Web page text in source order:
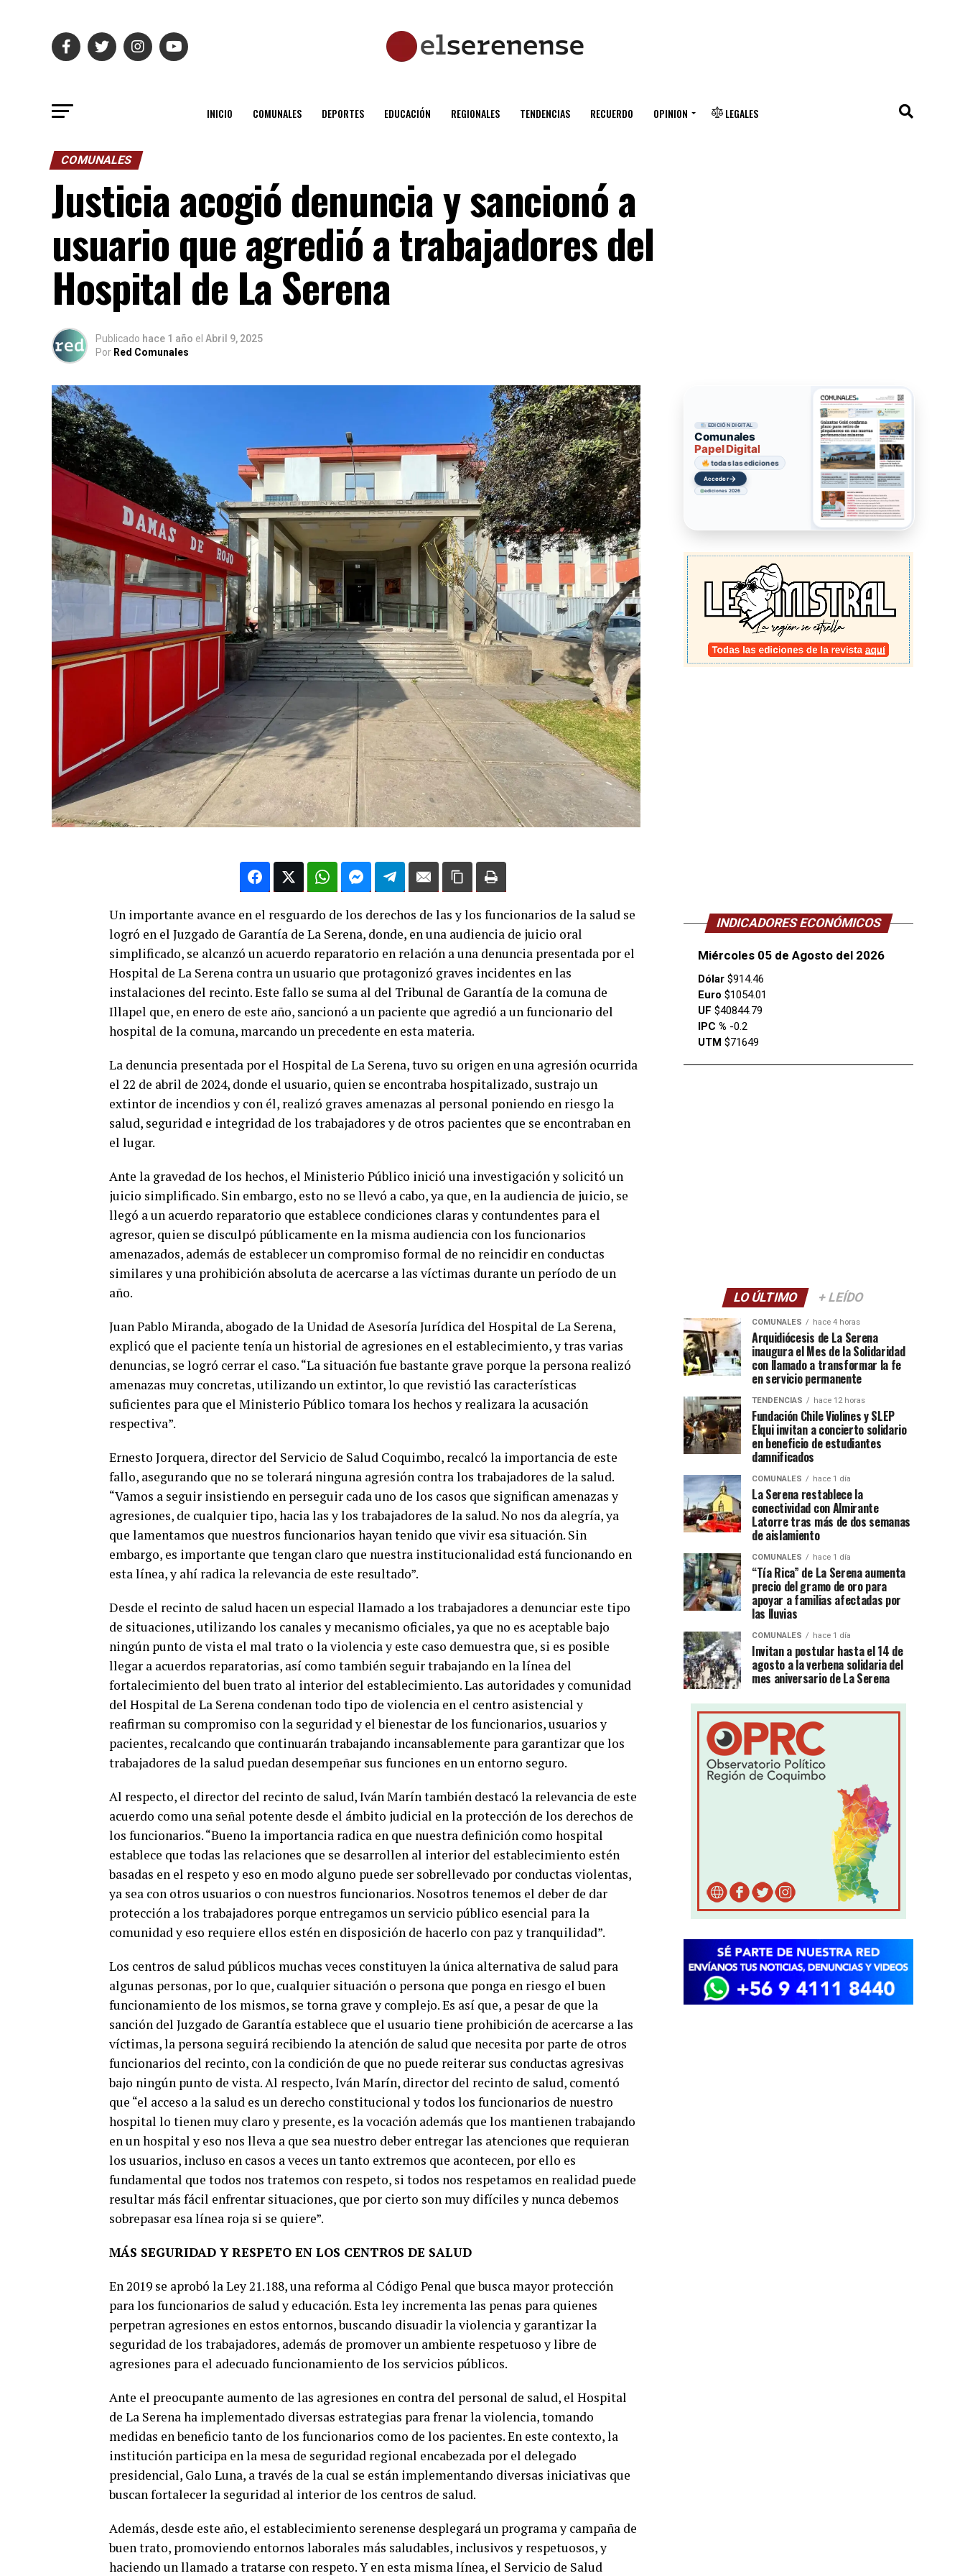
INICIO COMUNALES DEPORTES EDUCACIÓN REGIONALES TENDENCIAS RECUERDO OPINION LEGALES
COMUNALES
Justicia acogió denuncia y sancionó a
usuario que agredió a trabajadores del
Hospital de La Serena
Publicado hace 1 año el Abril 9, 2025
Por Red Comunales
Un importante avance en el resguardo de los derechos de las y los funcionarios de la salud se
logró en el Juzgado de Garantía de La Serena, donde, en una audiencia de juicio oral
simplificado, se alcanzó un acuerdo reparatorio en relación a una denuncia presentada por el
Hospital de La Serena contra un usuario que protagonizó graves incidentes en las
instalaciones del recinto. Este fallo se suma al del Tribunal de Garantía de la comuna de
Illapel que, en enero de este año, sancionó a un paciente que agredió a un funcionario del
hospital de la comuna, marcando un precedente en esta materia.
La denuncia presentada por el Hospital de La Serena, tuvo su origen en una agresión ocurrida
el 22 de abril de 2024, donde el usuario, quien se encontraba hospitalizado, sustrajo un
extintor de incendios y con él, realizó graves amenazas al personal poniendo en riesgo la
salud, seguridad e integridad de los trabajadores y de otros pacientes que se encontraban en
el lugar.
Ante la gravedad de los hechos, el Ministerio Público inició una investigación y solicitó un
juicio simplificado. Sin embargo, esto no se llevó a cabo, ya que, en la audiencia de juicio, se
llegó a un acuerdo reparatorio que establece condiciones claras y contundentes para el
agresor, quien se disculpó públicamente en la misma audiencia con los funcionarios
amenazados, además de establecer un compromiso formal de no reincidir en conductas
similares y una prohibición absoluta de acercarse a las víctimas durante un período de un
año.
Juan Pablo Miranda, abogado de la Unidad de Asesoría Jurídica del Hospital de La Serena,
explicó que el paciente tenía un historial de agresiones en el establecimiento, y tras varias
denuncias, se logró cerrar el caso. “La situación fue bastante grave porque la persona realizó
amenazas muy concretas, utilizando un extintor, lo que revistió las características
suficientes para que el Ministerio Público tomara los hechos y realizara la acusación
respectiva”.
Ernesto Jorquera, director del Servicio de Salud Coquimbo, recalcó la importancia de este
fallo, asegurando que no se tolerará ninguna agresión contra los trabajadores de la salud.
“Vamos a seguir insistiendo en perseguir cada uno de los casos que significan amenazas y
agresiones, de cualquier tipo, hacia las y los trabajadores de la salud. No nos da alegría, ya
que lamentamos que nuestros funcionarios hayan tenido que vivir esa situación. Sin
embargo, es importante que tengan claro que nuestra institucionalidad está funcionando en
esta línea, y ahí radica la relevancia de este resultado”.
Desde el recinto de salud hacen un especial llamado a los trabajadores a denunciar este tipo
de situaciones, utilizando los canales y mecanismo oficiales, ya que no es aceptable bajo
ningún punto de vista el mal trato o la violencia y este caso demuestra que, si es posible
llegar a acuerdos reparatorias, así como también seguir trabajando en la línea del
fortalecimiento del buen trato al interior del establecimiento. Las autoridades y comunidad
del Hospital de La Serena condenan todo tipo de violencia en el centro asistencial y
reafirman su compromiso con la seguridad y el bienestar de los funcionarios, usuarios y
pacientes, recalcando que continuarán trabajando incansablemente para garantizar que los
trabajadores de la salud puedan desempeñar sus funciones en un entorno seguro.
Al respecto, el director del recinto de salud, Iván Marín también destacó la relevancia de este
acuerdo como una señal potente desde el ámbito judicial en la protección de los derechos de
los funcionarios. “Bueno la importancia radica en que nuestra definición como hospital
establece que todas las relaciones que se desarrollen al interior del establecimiento estén
basadas en el respeto y eso en modo alguno puede ser sobrellevado por conductas violentas,
ya sea con otros usuarios o con nuestros funcionarios. Nosotros tenemos el deber de dar
protección a los trabajadores porque entregamos un servicio público esencial para la
comunidad y eso requiere ellos estén en disposición de hacerlo con paz y tranquilidad”.
Los centros de salud públicos muchas veces constituyen la única alternativa de salud para
algunas personas, por lo que, cualquier situación o persona que ponga en riesgo el buen
funcionamiento de los mismos, se torna grave y complejo. Es así que, a pesar de que la
sanción del Juzgado de Garantía establece que el usuario tiene prohibición de acercarse a las
víctimas, la persona seguirá recibiendo la atención de salud que necesita por parte de otros
funcionarios del recinto, con la condición de que no puede reiterar sus conductas agresivas
bajo ningún punto de vista. Al respecto, Iván Marín, director del recinto de salud, comentó
que “el acceso a la salud es un derecho constitucional y todos los funcionarios de nuestro
hospital lo tienen muy claro y presente, es la vocación además que los mantienen trabajando
en un hospital y eso nos lleva a que sea nuestro deber entregar las atenciones que requieran
los usuarios, incluso en casos a veces un tanto extremos que acontecen, por ello es
fundamental que todos nos tratemos con respeto, si todos nos respetamos en realidad puede
resultar más fácil enfrentar situaciones, que por cierto son muy difíciles y nunca debemos
sobrepasar esa línea roja si se quiere”.
MÁS SEGURIDAD Y RESPETO EN LOS CENTROS DE SALUD
En 2019 se aprobó la Ley 21.188, una reforma al Código Penal que busca mayor protección
para los funcionarios de salud y educación. Esta ley incrementa las penas para quienes
perpetran agresiones en estos entornos, buscando disuadir la violencia y garantizar la
seguridad de los trabajadores, además de promover un ambiente respetuoso y libre de
agresiones para el adecuado funcionamiento de los servicios públicos.
Ante el preocupante aumento de las agresiones en contra del personal de salud, el Hospital
de La Serena ha implementado diversas estrategias para frenar la violencia, tomando
medidas en beneficio tanto de los funcionarios como de los pacientes. En este contexto, la
institución participa en la mesa de seguridad regional encabezada por el delegado
presidencial, Galo Luna, a través de la cual se están implementando diversas iniciativas que
buscan fortalecer la seguridad al interior de los centros de salud.
Además, desde este año, el establecimiento serenense desplegará un programa y campaña de
buen trato, promoviendo entornos laborales más saludables, inclusivos y respetuosos, y
haciendo un llamado a tratarse con respeto. Y en esta misma línea, el Servicio de Salud
EDICIÓN DIGITAL
Comunales
Papel Digital
todas las ediciones
Acceder→
ediciones 2026
INDICADORES ECONÓMICOS
Miércoles 05 de Agosto del 2026
Dólar $914.46
Euro $1054.01
UF $40844.79
IPC % -0.2
UTM $71649
LO ÚLTIMO + LEÍDO
COMUNALES hace 4 horas
Arquidiócesis de La Serena
inaugura el Mes de la Solidaridad
con llamado a transformar la fe
en servicio permanente
TENDENCIAS hace 12 horas
Fundación Chile Violines y SLEP
Elqui invitan a concierto solidario
en beneficio de estudiantes
damnificados
COMUNALES hace 1 día
La Serena restablece la
conectividad con Almirante
Latorre tras más de dos semanas
de aislamiento
COMUNALES hace 1 día
“Tía Rica” de La Serena aumenta
precio del gramo de oro para
apoyar a familias afectadas por
las lluvias
COMUNALES hace 1 día
Invitan a postular hasta el 14 de
agosto a la verbena solidaria del
mes aniversario de La Serena